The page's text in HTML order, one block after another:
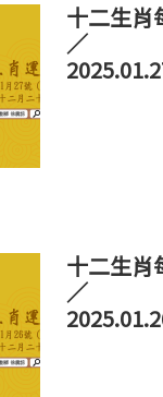
十二生肖
／
十二生肖
／